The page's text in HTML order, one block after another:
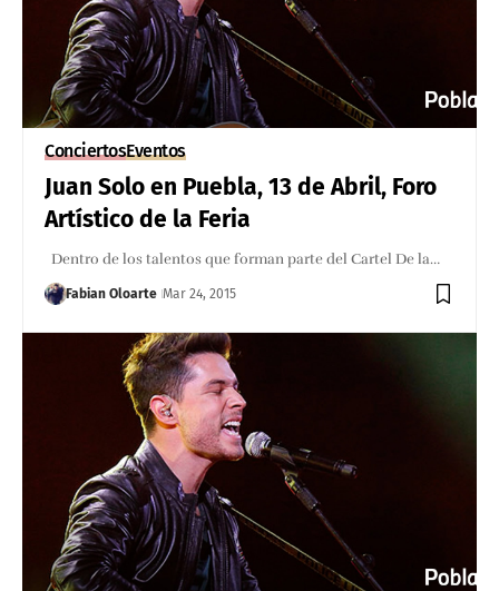
ConciertosEventos
Juan Solo en Puebla, 13 de Abril, Foro
Artístico de la Feria
Dentro de los talentos que forman parte del Cartel De la…
Fabian Oloarte Mar 24, 2015